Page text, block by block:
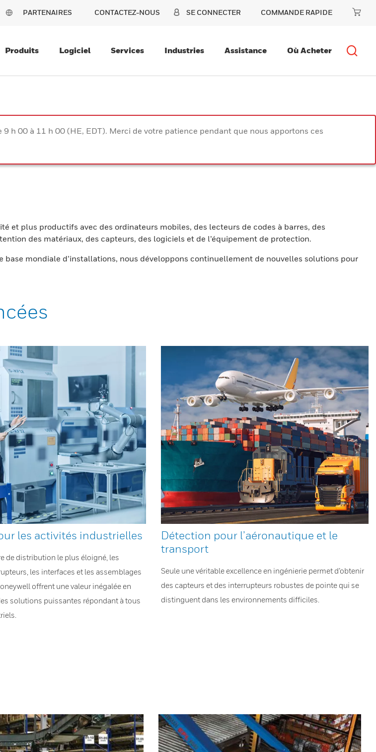
PARTENAIRES CONTACTEZ-NOUS SE CONNECTER COMMANDE RAPIDE
Produits Logiciel Services Industries Assistance Où Acheter
h 00 à 11 h 00 (HE, EDT). Merci de votre patience pendant que nous apportons ces
et plus productifs avec des ordinateurs mobiles, des lecteurs de codes à barres, des
des matériaux, des capteurs, des logiciels et de l’équipement de protection.
mondiale d’installations, nous développons continuellement de nouvelles solutions pour
les activités industrielles
de distribution le plus éloigné, les
les interfaces et les assemblages
offrent une valeur inégalée en
solutions puissantes répondant à tous
Détection pour l’aéronautique et le
transport
Seule une véritable excellence en ingénierie permet d’obtenir
des capteurs et des interrupteurs robustes de pointe qui se
distinguent dans les environnements difficiles.